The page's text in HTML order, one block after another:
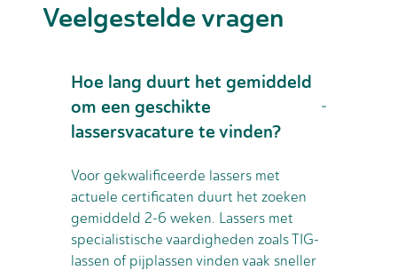
Veelgestelde vragen
Hoe lang duurt het gemiddeld
om een geschikte
lassersvacature te vinden?
Voor gekwalificeerde lassers met
actuele certificaten duurt het zoeken
gemiddeld 2-6 weken. Lassers met
specialistische vaardigheden zoals TIG-
lassen of pijplassen vinden vaak sneller